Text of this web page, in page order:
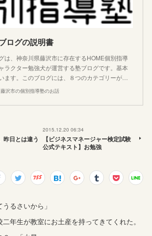
ログの説明書
は、神奈川県藤沢市に存在するHOME個別指導
ラクター勉強犬が運営する塾ブログです。基本
ます。このブログには、８つのカテゴリーが…
藤沢市の個別指導塾のお話
昨日とは違う
2015.12.20 06:34
【ビジネスマネージャー検定試験
公式テキスト】お勉強
るさいから」
年生が教室にお土産を持ってきてくれた。